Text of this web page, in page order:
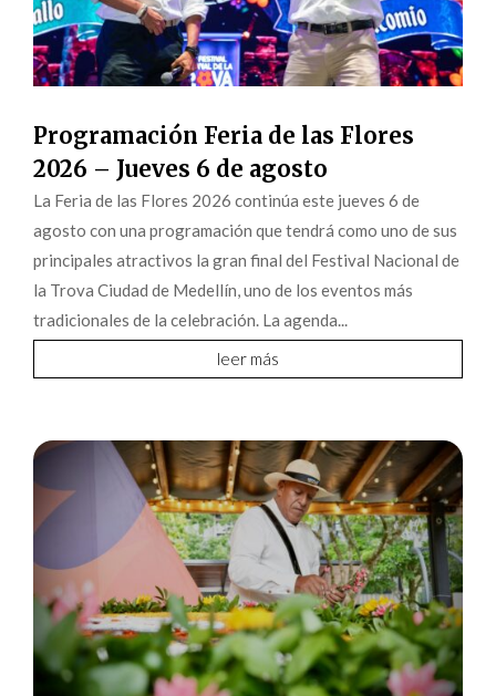
Programación Feria de las Flores
2026 – Jueves 6 de agosto
La Feria de las Flores 2026 continúa este jueves 6 de
agosto con una programación que tendrá como uno de sus
principales atractivos la gran final del Festival Nacional de
la Trova Ciudad de Medellín, uno de los eventos más
tradicionales de la celebración. La agenda...
leer más